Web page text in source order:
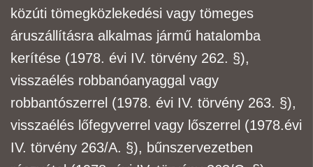
közúti tömegközlekedési vagy tömeges
áruszállításra alkalmas jármű hatalomba
kerítése (1978. évi IV. törvény 262. §),
visszaélés robbanóanyaggal vagy
robbantószerrel (1978. évi IV. törvény 263. §),
visszaélés lőfegyverrel vagy lőszerrel (1978.évi
IV. törvény 263/A. §), bűnszervezetben